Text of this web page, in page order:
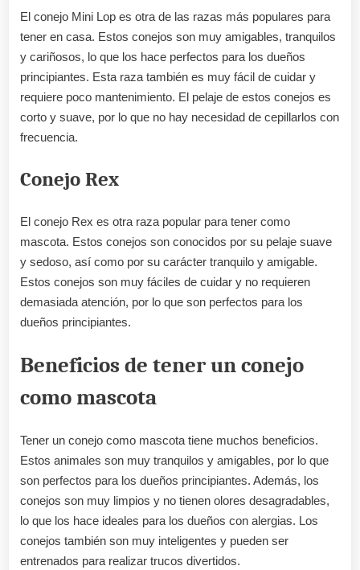
El conejo Mini Lop es otra de las razas más populares para
tener en casa. Estos conejos son muy amigables, tranquilos
y cariñosos, lo que los hace perfectos para los dueños
principiantes. Esta raza también es muy fácil de cuidar y
requiere poco mantenimiento. El pelaje de estos conejos es
corto y suave, por lo que no hay necesidad de cepillarlos con
frecuencia.
Conejo Rex
El conejo Rex es otra raza popular para tener como
mascota. Estos conejos son conocidos por su pelaje suave
y sedoso, así como por su carácter tranquilo y amigable.
Estos conejos son muy fáciles de cuidar y no requieren
demasiada atención, por lo que son perfectos para los
dueños principiantes.
Beneficios de tener un conejo
como mascota
Tener un conejo como mascota tiene muchos beneficios.
Estos animales son muy tranquilos y amigables, por lo que
son perfectos para los dueños principiantes. Además, los
conejos son muy limpios y no tienen olores desagradables,
lo que los hace ideales para los dueños con alergias. Los
conejos también son muy inteligentes y pueden ser
entrenados para realizar trucos divertidos.